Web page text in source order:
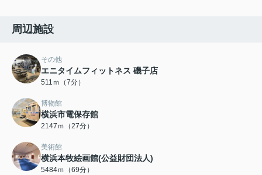
周辺施設
その他
エニタイムフィットネス 磯子店
511ｍ（7分）
博物館
横浜市電保存館
2147ｍ（27分）
美術館
横浜本牧絵画館(公益財団法人)
5484ｍ（69分）